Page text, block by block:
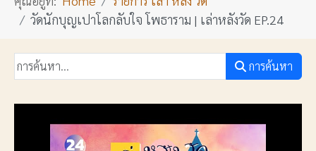
วัดนักบุญเปาโลกลับใจ โพธาราม | เล่าหลังวัด EP.24
การค้นหา